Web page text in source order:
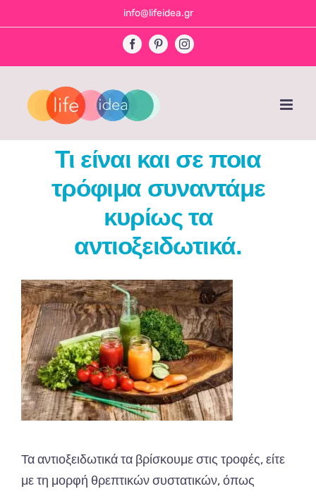
to
info@lifeidea.gr
FacebookPinterestInstagram
Τι είναι και σε ποια
τρόφιμα συναντάμε
κυρίως τα
αντιοξειδωτικά.
Τα αντιοξειδωτικά τα βρίσκουμε στις τροφές, είτε
με τη μορφή θρεπτικών συστατικών, όπως